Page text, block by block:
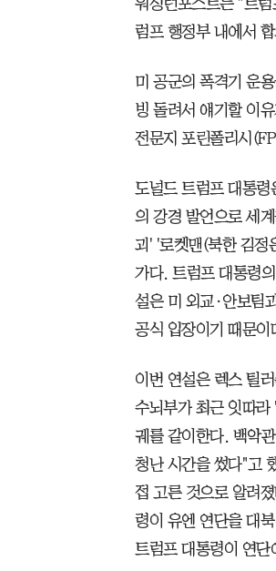
워싱턴포스트는 "트
럼프 행정부 내에서
미 공군의 폭격기 운
빙 돌려서 얘기할 이
전문지 포린폴리시
도널드 트럼프 대통
의 강경 발언으로 세
괴' '로켓맨(북한 김정
가다. 트럼프 대통령
설은 미 외교·안보팀
공식 입장이기 때문이
이번 연설은 렉스 틸
수뇌부가 최근 잇따
궤를 같이한다. 백악
청난 시간을 썼다"고
접 고른 것으로 알려
령이 유엔 연단을 대
트럼프 대통령이 연